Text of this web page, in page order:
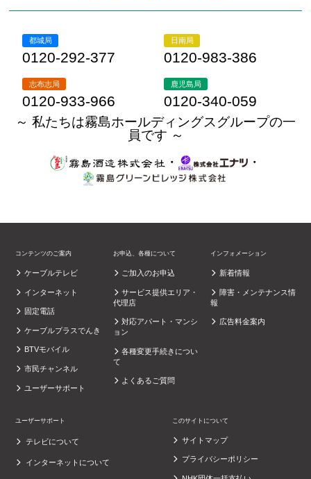
都城局
0120-292-377
日南局
0120-983-386
志布志局
0120-933-966
鹿児島局
0120-340-059
～ 私たちは霧島ホールディングスグループの一
員です ～
・
・
コンテンツのご案内
ケーブルテレビ
インターネット
固定電話
ケーブルプラスでんき
BTVモバイル
市民チャンネル
ユーザーサポート
お申込、各種について
ご加入のお申込
サービス提供エリア・
代理店
対応アパート・マンシ
ョン
各種変更手続きについ
て
よくあるご質問
インフォメーション
新着情報
障害・メンテナンス情
報
広告料金案内
ユーザーサポート
テレビについて
インターネットについて
このサイトについて
サイトマップ
プライバシーポリシー